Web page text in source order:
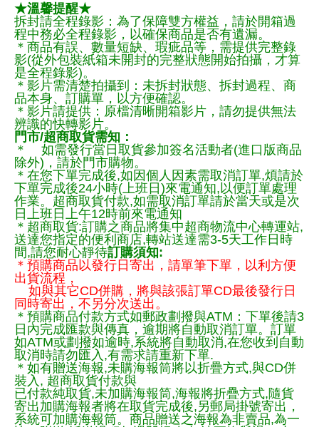
★溫馨提醒★
拆封請全程錄影：為了保障雙方權益，請於開箱過
程中務必全程錄影，以確保商品是否有遺漏。
＊商品有誤、數量短缺、瑕疵品等，需提供完整錄
影(從外包裝紙箱未開封的完整狀態開始拍攝，才算
是全程錄影)。
＊影片需清楚拍攝到：未拆封狀態、拆封過程、商
品本身、訂購單，以方便確認。
＊影片請提供：原檔清晰開箱影片，請勿提供無法
辨識的快轉影片。
門市/超商取貨需知：
＊ 如需發行當日取貨參加簽名活動者(進口版商品
除外)，請於門市購物。
＊在您下單完成後,如因個人因素需取消訂單,煩請於
下單完成後24小時(上班日)來電通知,以便訂單處理
作業。超商取貨付款,如需取消訂單請於當天或是次
日上班日上午12時前來電通知
＊超商取貨:訂購之商品將集中超商物流中心轉運站,
送達您指定的便利商店,轉站送達需3-5天工作日時
間,請您耐心靜待訂購須知:
＊預購商品以發行日寄出，請單筆下單，以利方便
出貨流程，
如與其它CD併購，將與該張訂單CD最後發行日
同時寄出，不另分次送出。
＊預購商品付款方式如郵政劃撥與ATM：下單後請3
日內完成匯款與傳真，逾期將自動取消訂單。訂單
如ATM或劃撥如逾時,系統將自動取消,在您收到自動
取消時請勿匯入,有需求請重新下單.
＊如有贈送海報,未購海報筒將以折疊方式,與CD併
裝入, 超商取貨付款與
已付款純取貨,未加購海報筒,海報將折疊方式,隨貨
寄出加購海報者將在取貨完成後,另郵局掛號寄出，
系統可加購海報筒。商品贈送之海報為非賣品,為一